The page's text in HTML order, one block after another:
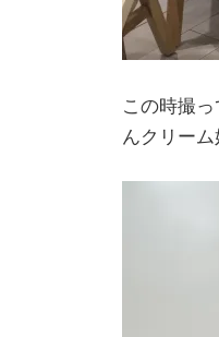
この時撮
んクリー